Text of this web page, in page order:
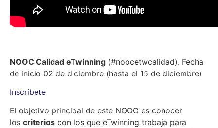
NOOC Calidad eTwinning (#noocetwcalidad). Fecha
de inicio 02 de diciembre (hasta el 15 de diciembre)
Inscríbete
El objetivo principal de este NOOC es conocer
los criterios con los que eTwinning trabaja para